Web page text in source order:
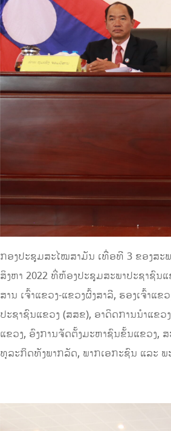
ກອງປະຊຸມສະໄໝສາມັນ ເທື່ອທີ 3 ຂອງສະພ
ສິງຫາ 2022 ທີ່ຫ້ອງປະຊຸມສະພາປະຊາຊົນ
ສານ ເຈົ້າແຂວງ-ແຂວງຜົ້ງສາລີ, ຮອງເຈົ້າແ
ປະຊາຊົນແຂວງ (ສສຂ), ອາດິດການນໍາແຂ
ແຂວງ, ອົງການຈັດຕັ້ງມະຫາຊົນຂັ້ນແຂວງ,
ທຸລະກິດທັງພາກລັດ, ພາກເອກະຊົນ ແລະ ພ